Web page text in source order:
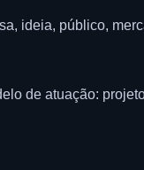
ideia, público,
de atuação: